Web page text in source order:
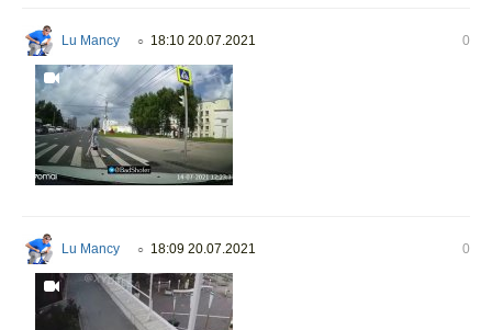
Lu Mancy ○ 18:10 20.07.2021 0
Lu Mancy ○ 18:09 20.07.2021 0